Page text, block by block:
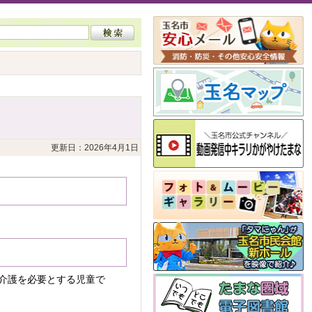
更新日：2026年4月1日
護を必要とする児童で